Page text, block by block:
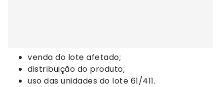
venda do lote afetado;
distribuição do produto;
uso das unidades do lote 61/411.